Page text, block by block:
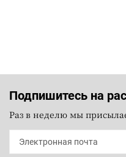
Подпишитесь на
Раз в неделю мы